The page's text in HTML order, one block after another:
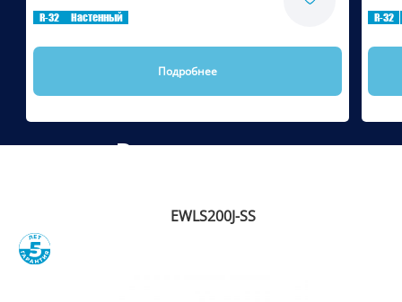
R-32 Настенный
Подробнее
R-32
Рекомендуем
EWLS200J-SS